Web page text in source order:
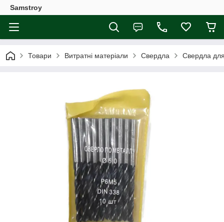
Samstroy
Товари Витратні матеріали Свердла Свердла